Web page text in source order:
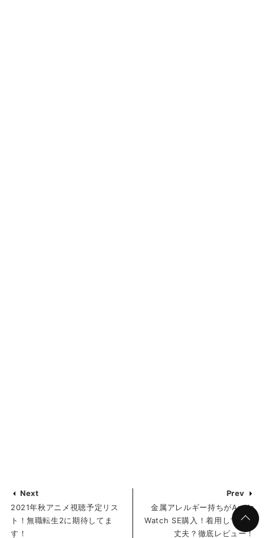
Next
2021年秋アニメ視聴予定リス
ト！無職転生2に期待してま
す！
Prev
金属アレルギー持ちがApple
Watch SE購入！着用しても大
丈夫？徹底レビュー！